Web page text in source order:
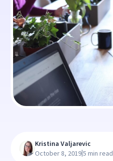
Kristina Valjarevic
October 8, 2019|5 min read